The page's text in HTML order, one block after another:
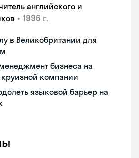
английского и
• 1996 г.
в Великобритании для
бизнеса на
компании
языковой барьер на